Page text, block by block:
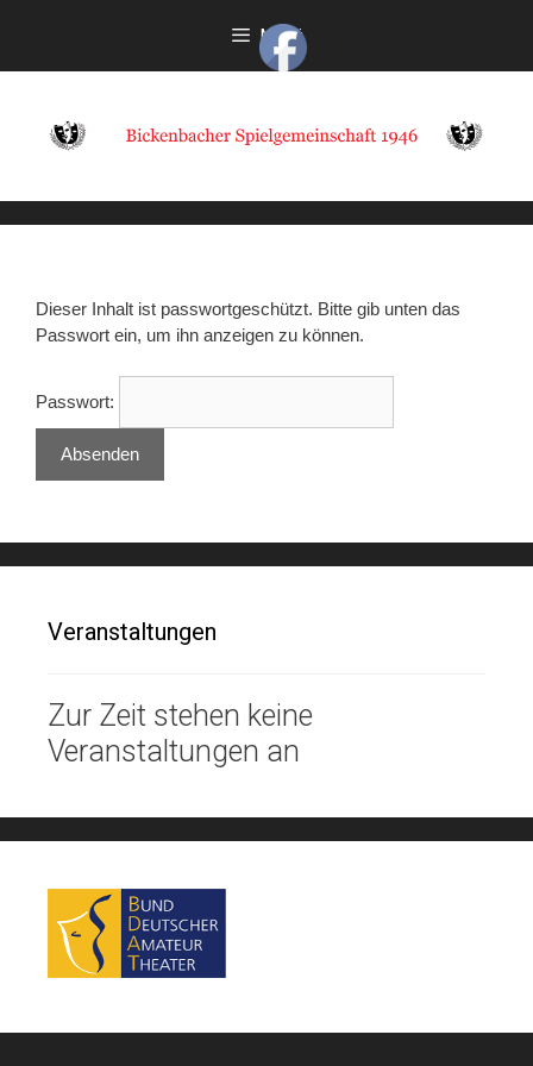
Menü
Dieser Inhalt ist passwortgeschützt. Bitte gib unten das
Passwort ein, um ihn anzeigen zu können.
Passwort:
Veranstaltungen
Zur Zeit stehen keine
Veranstaltungen an